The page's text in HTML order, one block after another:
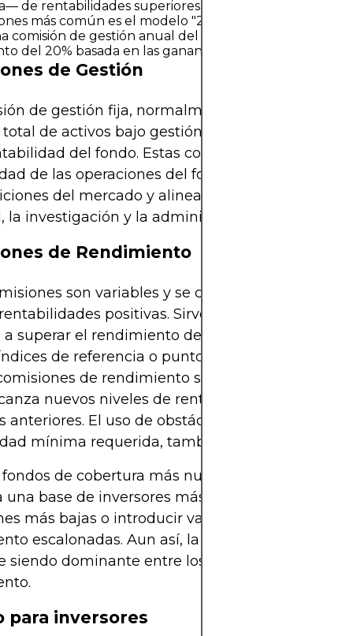
de rentabilidades superiores a las del mercado. La
más común es el modelo "2 y 20", en el que los
comisión de gestión anual del 2% y una comisión de
del 20% basada en las ganancias del fondo.
de Gestión
de gestión fija, normalmente del 1% al 2%
de activos bajo gestión (AUM),
del fondo. Estas comisiones garantizan
de las operaciones del fondo
del mercado y alinean las
la investigación y la administración.
de Rendimiento
son variables y se cobran solo cuando
positivas. Sirven para incentivar a
a superar el rendimiento del mercado. Algunos
de referencia o puntos máximos, lo que
de rendimiento solo se cobren
nuevos niveles de rentabilidad que
anteriores. El uso de obstáculos, es decir, una
mínima requerida, también es común.
de cobertura más nuevos o aquellos que
una base de inversores más amplia pueden
más bajas o introducir variaciones como
escalonadas. Aun así, la tradicional
siendo dominante entre los fondos de élite de
para inversores